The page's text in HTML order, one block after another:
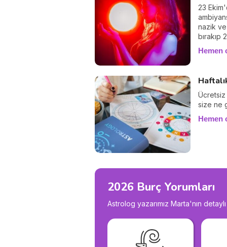
23
nazik
bırakıp
etkisi
Hemen
Ücretsiz
size ne
Hemen
2026 Burç Yorumları
Astrolog yazarımız Marta'nın detaylı